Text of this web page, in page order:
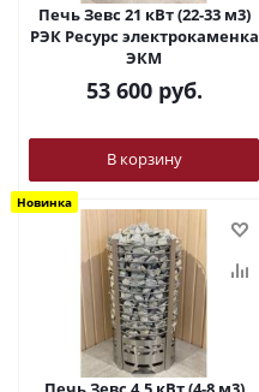
Печь Зевс 21 кВт (22-33 м3)
РЭК Ресурс электрокаменка
ЭКМ
53 600руб.
В корзину
Новинка